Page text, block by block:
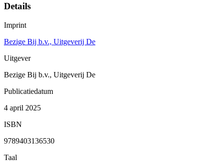
Details
Imprint
Bezige Bij b.v., Uitgeverij De
Uitgever
Bezige Bij b.v., Uitgeverij De
Publicatiedatum
4 april 2025
ISBN
9789403136530
Taal